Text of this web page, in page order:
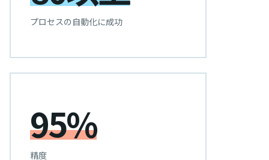
プロセスの自動化に成功
95%
精度